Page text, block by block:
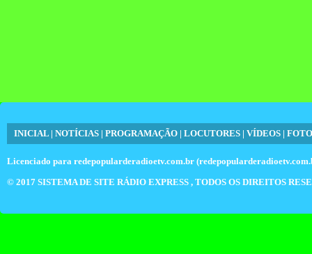
INICIAL NOTÍCIAS PROGRAMAÇÃO LOCUTORES VÍDEOS
Licenciado para redepopularderadioetv.com.br
© 2017 SISTEMA DE SITE RÁDIO EXPRESS , TODOS OS DIREITOS